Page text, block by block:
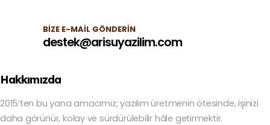
BIZE E-MAIL GÖNDERIN
destek@arisuyazilim.com
Hakkımızda
2015’ten bu yana amacımız; yazılım üretmenin ötesinde, işinizi
daha görünür, kolay ve sürdürülebilir hâle getirmektir.